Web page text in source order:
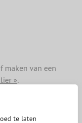
te laten
maken van een
».